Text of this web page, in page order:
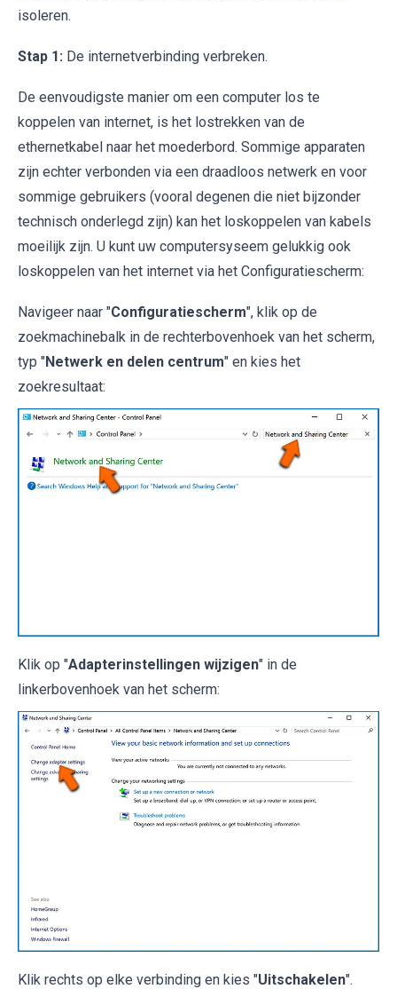
isoleren.
Stap 1: De internetverbinding verbreken.
De eenvoudigste manier om een computer los te
koppelen van internet, is het lostrekken van de
ethernetkabel naar het moederbord. Sommige apparaten
zijn echter verbonden via een draadloos netwerk en voor
sommige gebruikers (vooral degenen die niet bijzonder
technisch onderlegd zijn) kan het loskoppelen van kabels
moeilijk zijn. U kunt uw computersyseem gelukkig ook
loskoppelen van het internet via het Configuratiescherm:
Navigeer naar "Configuratiescherm", klik op de
zoekmachinebalk in de rechterbovenhoek van het scherm,
typ "Netwerk en delen centrum" en kies het
zoekresultaat:
Klik op "Adapterinstellingen wijzigen" in de
linkerbovenhoek van het scherm:
Klik rechts op elke verbinding en kies "Uitschakelen".